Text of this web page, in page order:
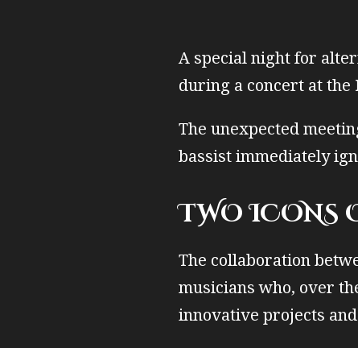
A special night for
during a concert at the
The unexpected
bassist immediately
TWO ICONS
The collaboration
musicians who, over
innovative projects